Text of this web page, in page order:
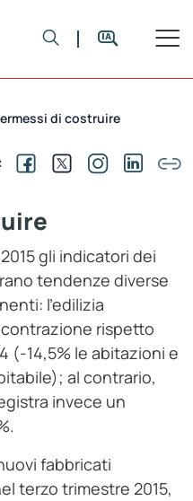
di costruire
gli indicatori dei
tendenze diverse
l’edilizia
rispetto
(-14,5% le abitazioni e
al contrario,
invece un
fabbricati
terzo trimestre 2015,